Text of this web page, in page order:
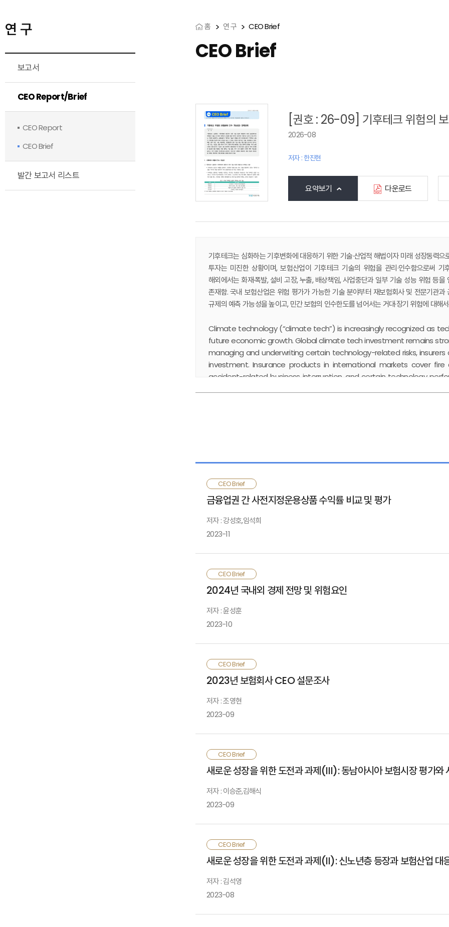
연 구
보고서
CEO Report/Brief
CEO Report
CEO Brief
발간 보고서 리스트
홈 연 구 CEO Brief
CEO Brief
[권호 : 26-09] 기후테크 위험의
2026-08
저자 : 한진현
요약보기 다운로드
기후테크는 심화하는 기후변화에 대응하기 위한 기술·산업적 해법이자 미래 성장동력
투자는 미진한 상황이며, 보험산업이 기후테크 기술의 위험을 관리·인수함으로써
해외에서는 화재·폭발, 설비 고장, 누출, 배상책임, 사업중단과 일부 기술 성능 위험 등
존재함. 국내 보험산업은 위험 평가가 가능한 기술 분야부터 재보험회사 및 전문기관
규제의 예측 가능성을 높이고, 민간 보험의 인수한도를 넘어서는 거대·장기 위험에 대
Climate technology (“climate tech”) is increasingly recognized as
future economic growth. Global climate tech investment remains
managing and underwriting certain technology-related risks,
investment. Insurance products in international markets cover
accident-related business interruption, and certain technology
capacity or risks involving long-duration liabilities, subject to a clear
CEO Brief
금융업권 간 사전지정운용상품 수익률 비교 및 평가
저자 : 강성호,임석희
2023-11
퇴직연금 적립금 증가, 투자행태의 변화 등 환경변화 과정에서 사전지정운용제도
동안 동 제도의 적립금은 1조 1천억 원이며 이 중 은행업권이 90.1%로 가장 높고
퇴직연금 사업자는 금융업권에 무관하게 펀드, 보험 등 금융상품을 사전지정
운용사에 대한 관리 능력에 달려 있다고 할 수 있음
CEO Brief
2024년 국내외 경제 전망 및 위험요인
저자 : 윤성훈
2023-10
코로나19 충격으로 인해 균형(New Normal)에서 이탈한 국내외 경제는 변동성
예상됨. 새로운 균형에서
는 이전 균형보다 경제성장률은 낮아지고, 소비자물가 상승률과 금리가 높아질
중국경제 경착륙 위험, 국가 간 갈등과 보호무역주의에 의한 Slowbalization
In 2024, the global and Korean economies will move towards a
lower, and CPI inflation and interest rates will be higher than in
inflation and high-interest rates, hard landing of the Chinese
commercial real estate sector as external risk factors and
internal risk factors.
CEO Brief
2023년 보험회사 CEO 설문조사
저자 : 조영현
2023-09
새로운 보험회계 시행 이후 보험산업의 이익은 증가했으나, 이익 확보를 위한 영
상품개발과 판매 전략에 우선순위를 두고 있지만, 한편으로는 보험산업이 소비자
보임
The implementation of the new accounting standard has
has intensified. According to the 2023 KIRI CEO survey findings,
their top business priorities. Nevertheless, they also ecognize the
for growth.
CEO Brief
새로운 성장을 위한 도전과 과제(Ⅲ): 동남아시아 보험시장 평가와
저자 : 이승준,김해식
2023-09
글로벌 보험시장 중 가장 두드러진 성장을 보이는 아세안 5 보험시장을 수요와 공
우위에 있음. 새롭게 등장하는 중산층은 사망 및 건강보장은 물론 자동차, 배상책
보험회사의 인력 활용, 소비자 접근 방식과 규제시장 진입형태에 관한 다양한 시
진행되고 있어 향후 시장 진출 시 연금과 건강보장은 물론 요양·간병 서비스를 포함하
CEO Brief
새로운 성장을 위한 도전과 과제(Ⅱ): 신노년층 등장과 보험산업 대
저자 : 김석영
2023-08